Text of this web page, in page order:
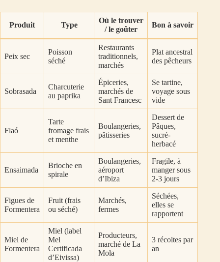
Produit Type
Où le trouver
/ le goûter
Bon à savoir
Peix sec
Poisson
séché
Restaurants
traditionnels,
marchés
Plat ancestral
des pêcheurs
Sobrasada
Charcuterie
au paprika
Épiceries,
marchés de
Sant Francesc
Se tartine,
voyage sous
vide
Flaó
Tarte
fromage frais
et menthe
Boulangeries,
pâtisseries
Dessert de
Pâques,
sucré-
herbacé
Ensaimada
Brioche en
spirale
Boulangeries,
aéroport
d’Ibiza
Fragile, à
manger sous
2-3 jours
Figues de
Formentera
Fruit (frais
ou séché)
Marchés,
fermes
Séchées,
elles se
rapportent
Miel de
Formentera
Miel (label
Mel
Certificada
d’Eivissa)
Producteurs,
marché de La
Mola
3 récoltes par
an